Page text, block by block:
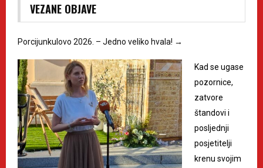
VEZANE OBJAVE
Porcijunkulovo 2026. – Jedno veliko hvala! →
Kad se ugase
pozornice,
zatvore
štandovi i
posljednji
posjetitelji
krenu svojim